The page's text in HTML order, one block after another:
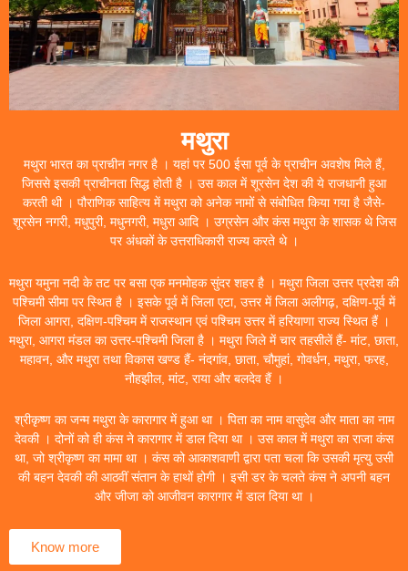
मथुरा
मथुरा भारत का प्राचीन नगर है । यहां पर 500 ईसा पूर्व के प्राचीन अवशेष मिले हैं,
जिससे इसकी प्राचीनता सिद्ध होती है । उस काल में शूरसेन देश की ये राजधानी हुआ
करती थी । पौराणिक साहित्य में मथुरा को अनेक नामों से संबोधित किया गया है जैसे-
शूरसेन नगरी, मधुपुरी, मधुनगरी, मधुरा आदि । उग्रसेन और कंस मथुरा के शासक थे जिस
पर अंधकों के उत्तराधिकारी राज्य करते थे ।
मथुरा यमुना नदी के तट पर बसा एक मनमोहक सुंदर शहर है । मथुरा जिला उत्तर प्रदेश की
पश्चिमी सीमा पर स्थित है । इसके पूर्व में जिला एटा, उत्तर में जिला अलीगढ़, दक्षिण-पूर्व में
जिला आगरा, दक्षिण-पश्चिम में राजस्थान एवं पश्चिम उत्तर में हरियाणा राज्य स्थित हैं ।
मथुरा, आगरा मंडल का उत्तर-पश्चिमी जिला है । मथुरा जिले में चार तहसीलें हैं- मांट, छाता,
महावन, और मथुरा तथा विकास खण्ड हैं- नंदगांव, छाता, चौमुहां, गोवर्धन, मथुरा, फरह,
नौहझील, मांट, राया और बलदेव हैं ।
श्रीकृष्ण का जन्म मथुरा के कारागार में हुआ था । पिता का नाम वासुदेव और माता का नाम
देवकी । दोनों को ही कंस ने कारागार में डाल दिया था । उस काल में मथुरा का राजा कंस
था, जो श्रीकृष्ण का मामा था । कंस को आकाशवाणी द्वारा पता चला कि उसकी मृत्यु उसी
की बहन देवकी की आठवीं संतान के हाथों होगी । इसी डर के चलते कंस ने अपनी बहन
और जीजा को आजीवन कारागार में डाल दिया था ।
Know more